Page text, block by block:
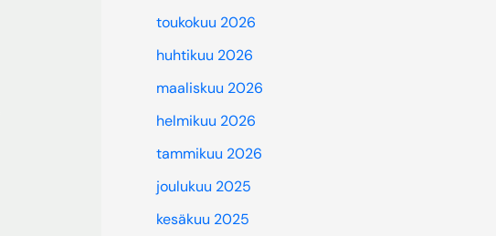
toukokuu 2026
huhtikuu 2026
maaliskuu 2026
helmikuu 2026
tammikuu 2026
joulukuu 2025
kesäkuu 2025